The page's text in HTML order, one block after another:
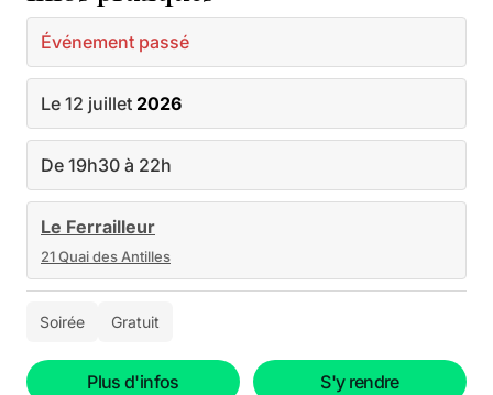
Événement passé
Le 12 juillet 2026
De 19h30 à 22h
Le Ferrailleur
21 Quai des Antilles
Soirée Gratuit
Plus d'infos S'y rendre